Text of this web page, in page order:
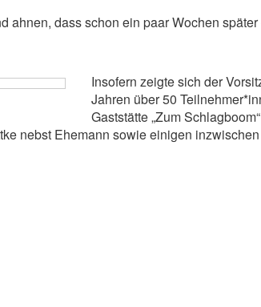
ahnen, dass schon ein paar Wochen
Insofern zeigte sich der
Jahren über 50
Gaststätte „Zum
nebst Ehemann sowie einigen